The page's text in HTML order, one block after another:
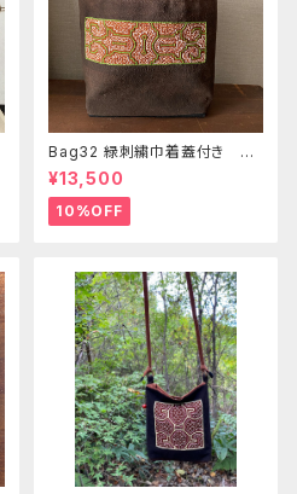
Bag32 緑刺繍巾着蓋付き 持
ち手裏泥染め無地 巾着蓋奄
美大島の車輪梅色 シピボバッ
ク
¥13,500
10%OFF